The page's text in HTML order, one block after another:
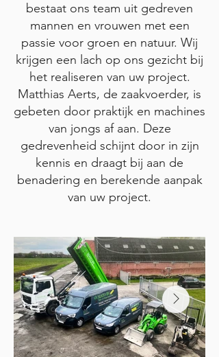
bestaat ons team uit gedreven
mannen en vrouwen met een
passie voor groen en natuur. Wij
krijgen een lach op ons gezicht bij
het realiseren van uw project.
Matthias Aerts, de zaakvoerder, is
gebeten door praktijk en machines
van jongs af aan. Deze
gedrevenheid schijnt door in zijn
kennis en draagt bij aan de
benadering en berekende aanpak
van uw project.